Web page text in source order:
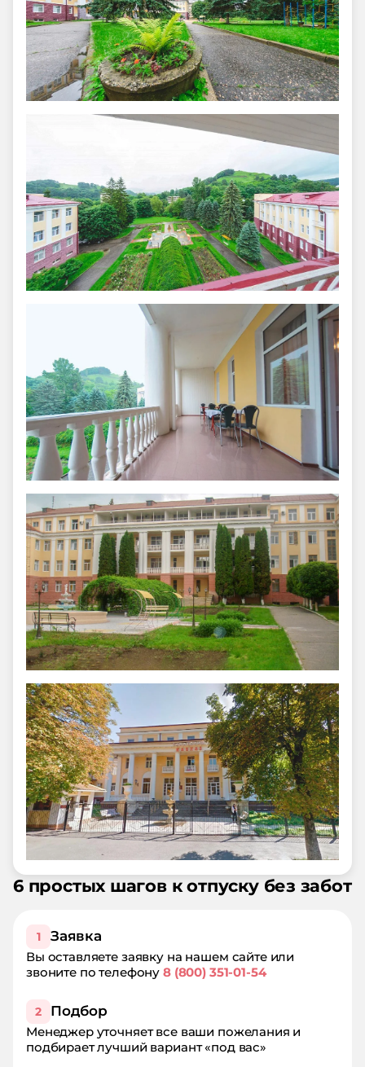
6 простых шагов к отпуску без забот
1 Заявка
Вы оставляете заявку на нашем сайте или
звоните по телефону8 (800) 351-01-54
2 Подбор
Менеджер уточняет все ваши пожелания и
подбирает лучший вариант «под вас»